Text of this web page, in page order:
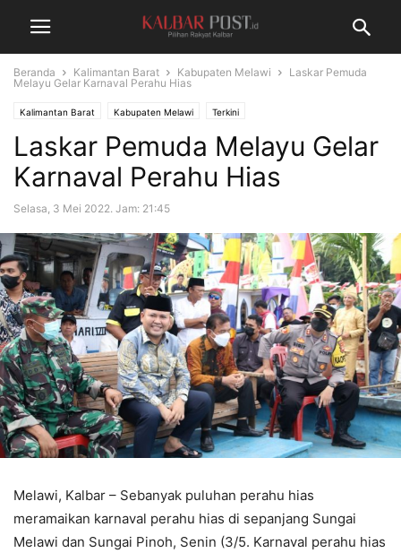
Beranda Kalimantan Barat Kabupaten Melawi
Laskar Pemuda
Melayu Gelar Karnaval Perahu Hias
Kalimantan Barat Kabupaten Melawi Terkini
Laskar Pemuda Melayu Gelar
Karnaval Perahu Hias
Selasa, 3 Mei 2022. Jam: 21:45
Melawi, Kalbar – Sebanyak puluhan perahu hias
meramaikan karnaval perahu hias di sepanjang Sungai
Melawi dan Sungai Pinoh, Senin (3/5. Karnaval perahu hias